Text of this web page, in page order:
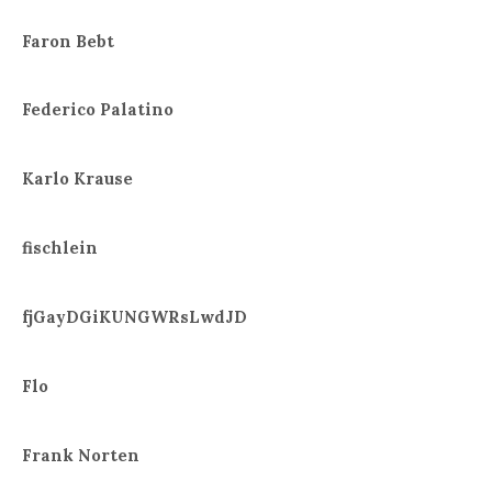
Faron Bebt
Federico Palatino
Karlo Krause
fischlein
fjGayDGiKUNGWRsLwdJD
Flo
Frank Norten